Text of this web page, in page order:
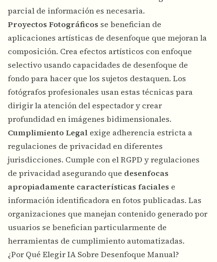
parcial de información es necesaria.
Proyectos Fotográficos se benefician de
aplicaciones artísticas de desenfoque que mejoran la
composición. Crea efectos artísticos con enfoque
selectivo usando capacidades de desenfoque de
fondo para hacer que los sujetos destaquen. Los
fotógrafos profesionales usan estas técnicas para
dirigir la atención del espectador y crear
profundidad en imágenes bidimensionales.
Cumplimiento Legal exige adherencia estricta a
regulaciones de privacidad en diferentes
jurisdicciones. Cumple con el RGPD y regulaciones
de privacidad asegurando que desenfocas
apropiadamente características faciales e
información identificadora en fotos publicadas. Las
organizaciones que manejan contenido generado por
usuarios se benefician particularmente de
herramientas de cumplimiento automatizadas.
¿Por Qué Elegir IA Sobre Desenfoque Manual?